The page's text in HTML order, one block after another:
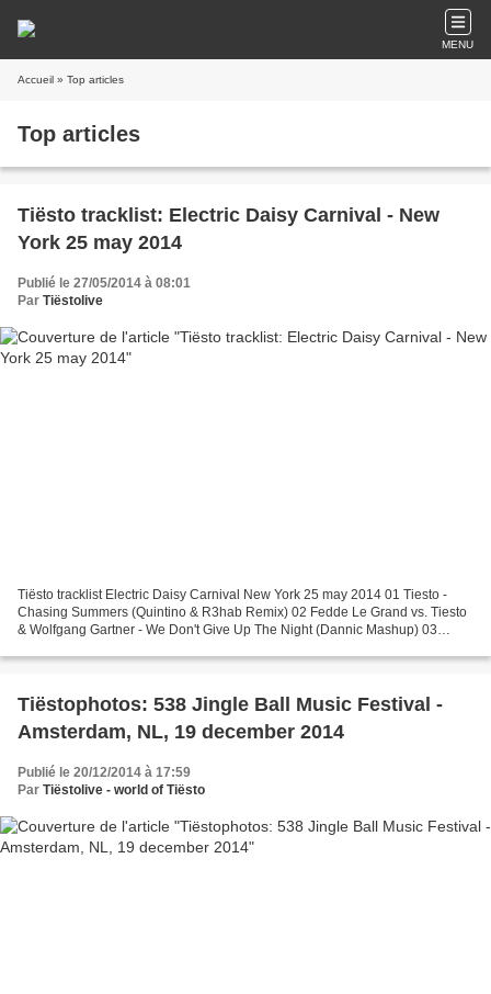
MENU
Accueil » Top articles
Top articles
Tiësto tracklist: Electric Daisy Carnival - New
York 25 may 2014
Publié le 27/05/2014 à 08:01
Par Tiëstolive
Tiësto tracklist Electric Daisy Carnival New York 25 may 2014 01 Tiesto -
Chasing Summers (Quintino & R3hab Remix) 02 Fedde Le Grand vs. Tiesto
& Wolfgang Gartner - We Don't Give Up The Night (Dannic Mashup) 03
Tiëstophotos: 538 Jingle Ball Music Festival -
Amsterdam, NL, 19 december 2014
Publié le 20/12/2014 à 17:59
Par Tiëstolive - world of Tiësto